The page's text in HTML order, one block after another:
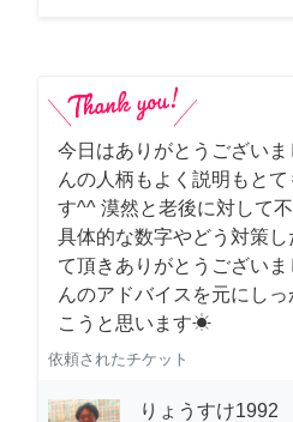
今日はありがとうござい
んの人柄もよく説明もと
す^^ 漠然と老後に対して
具体的な数字やどう対策し
て頂きありがとうござい
んのアドバイスを元にし
こうと思います☀︎
依頼されたチケット
りょうすけ1992